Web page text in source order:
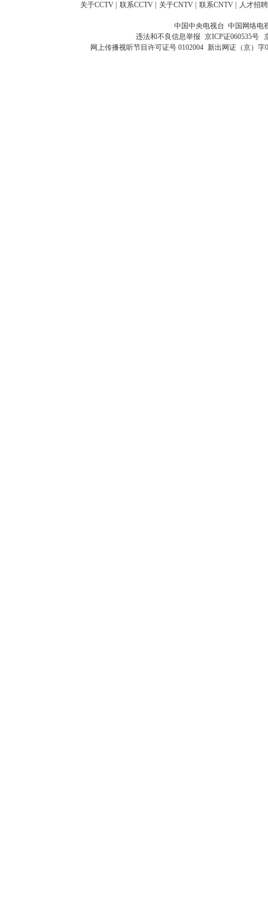
关于CCTV 联系CCTV 关于CNTV 联系CNTV 人才招聘
中国中央电视台 中国网络电
违法和不良信息举报 京ICP证060535号
网上传播视听节目许可证号 0102004 新出网证（京）